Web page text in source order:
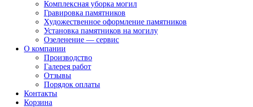
Комплексная уборка могил
Гравировка памятников
Художественное оформление памятников
Установка памятников на могилу
Озеленение — сервис
О компании
Производство
Галерея работ
Отзывы
Порядок оплаты
Контакты
Корзина